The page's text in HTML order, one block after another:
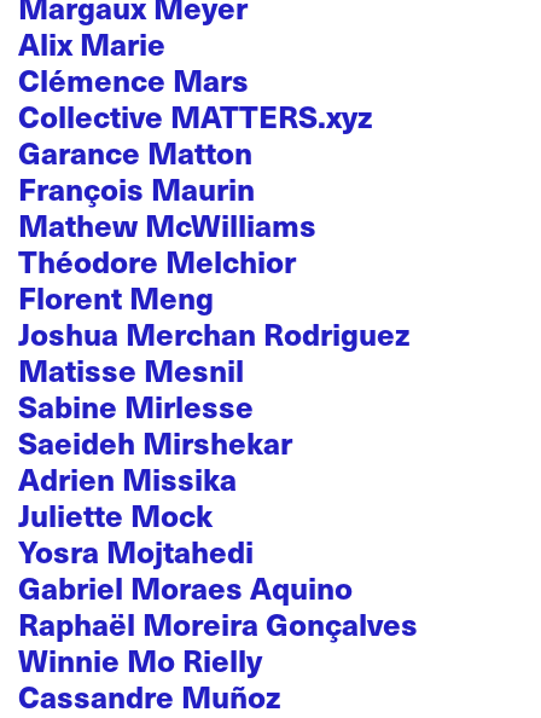
Alix Marie
Clémence Mars
Collective MATTERS.xyz
Garance Matton
François Maurin
Mathew McWilliams
Théodore Melchior
Florent Meng
Joshua Merchan Rodriguez
Matisse Mesnil
Sabine Mirlesse
Saeideh Mirshekar
Adrien Missika
Juliette Mock
Yosra Mojtahedi
Gabriel Moraes Aquino
Raphaël Moreira Gonçalves
Winnie Mo Rielly
Cassandre Muñoz